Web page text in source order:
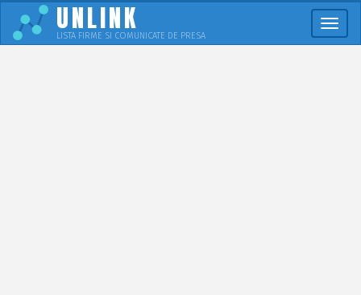
UNLINK
LISTA FIRME SI COMUNICATE DE PRESA